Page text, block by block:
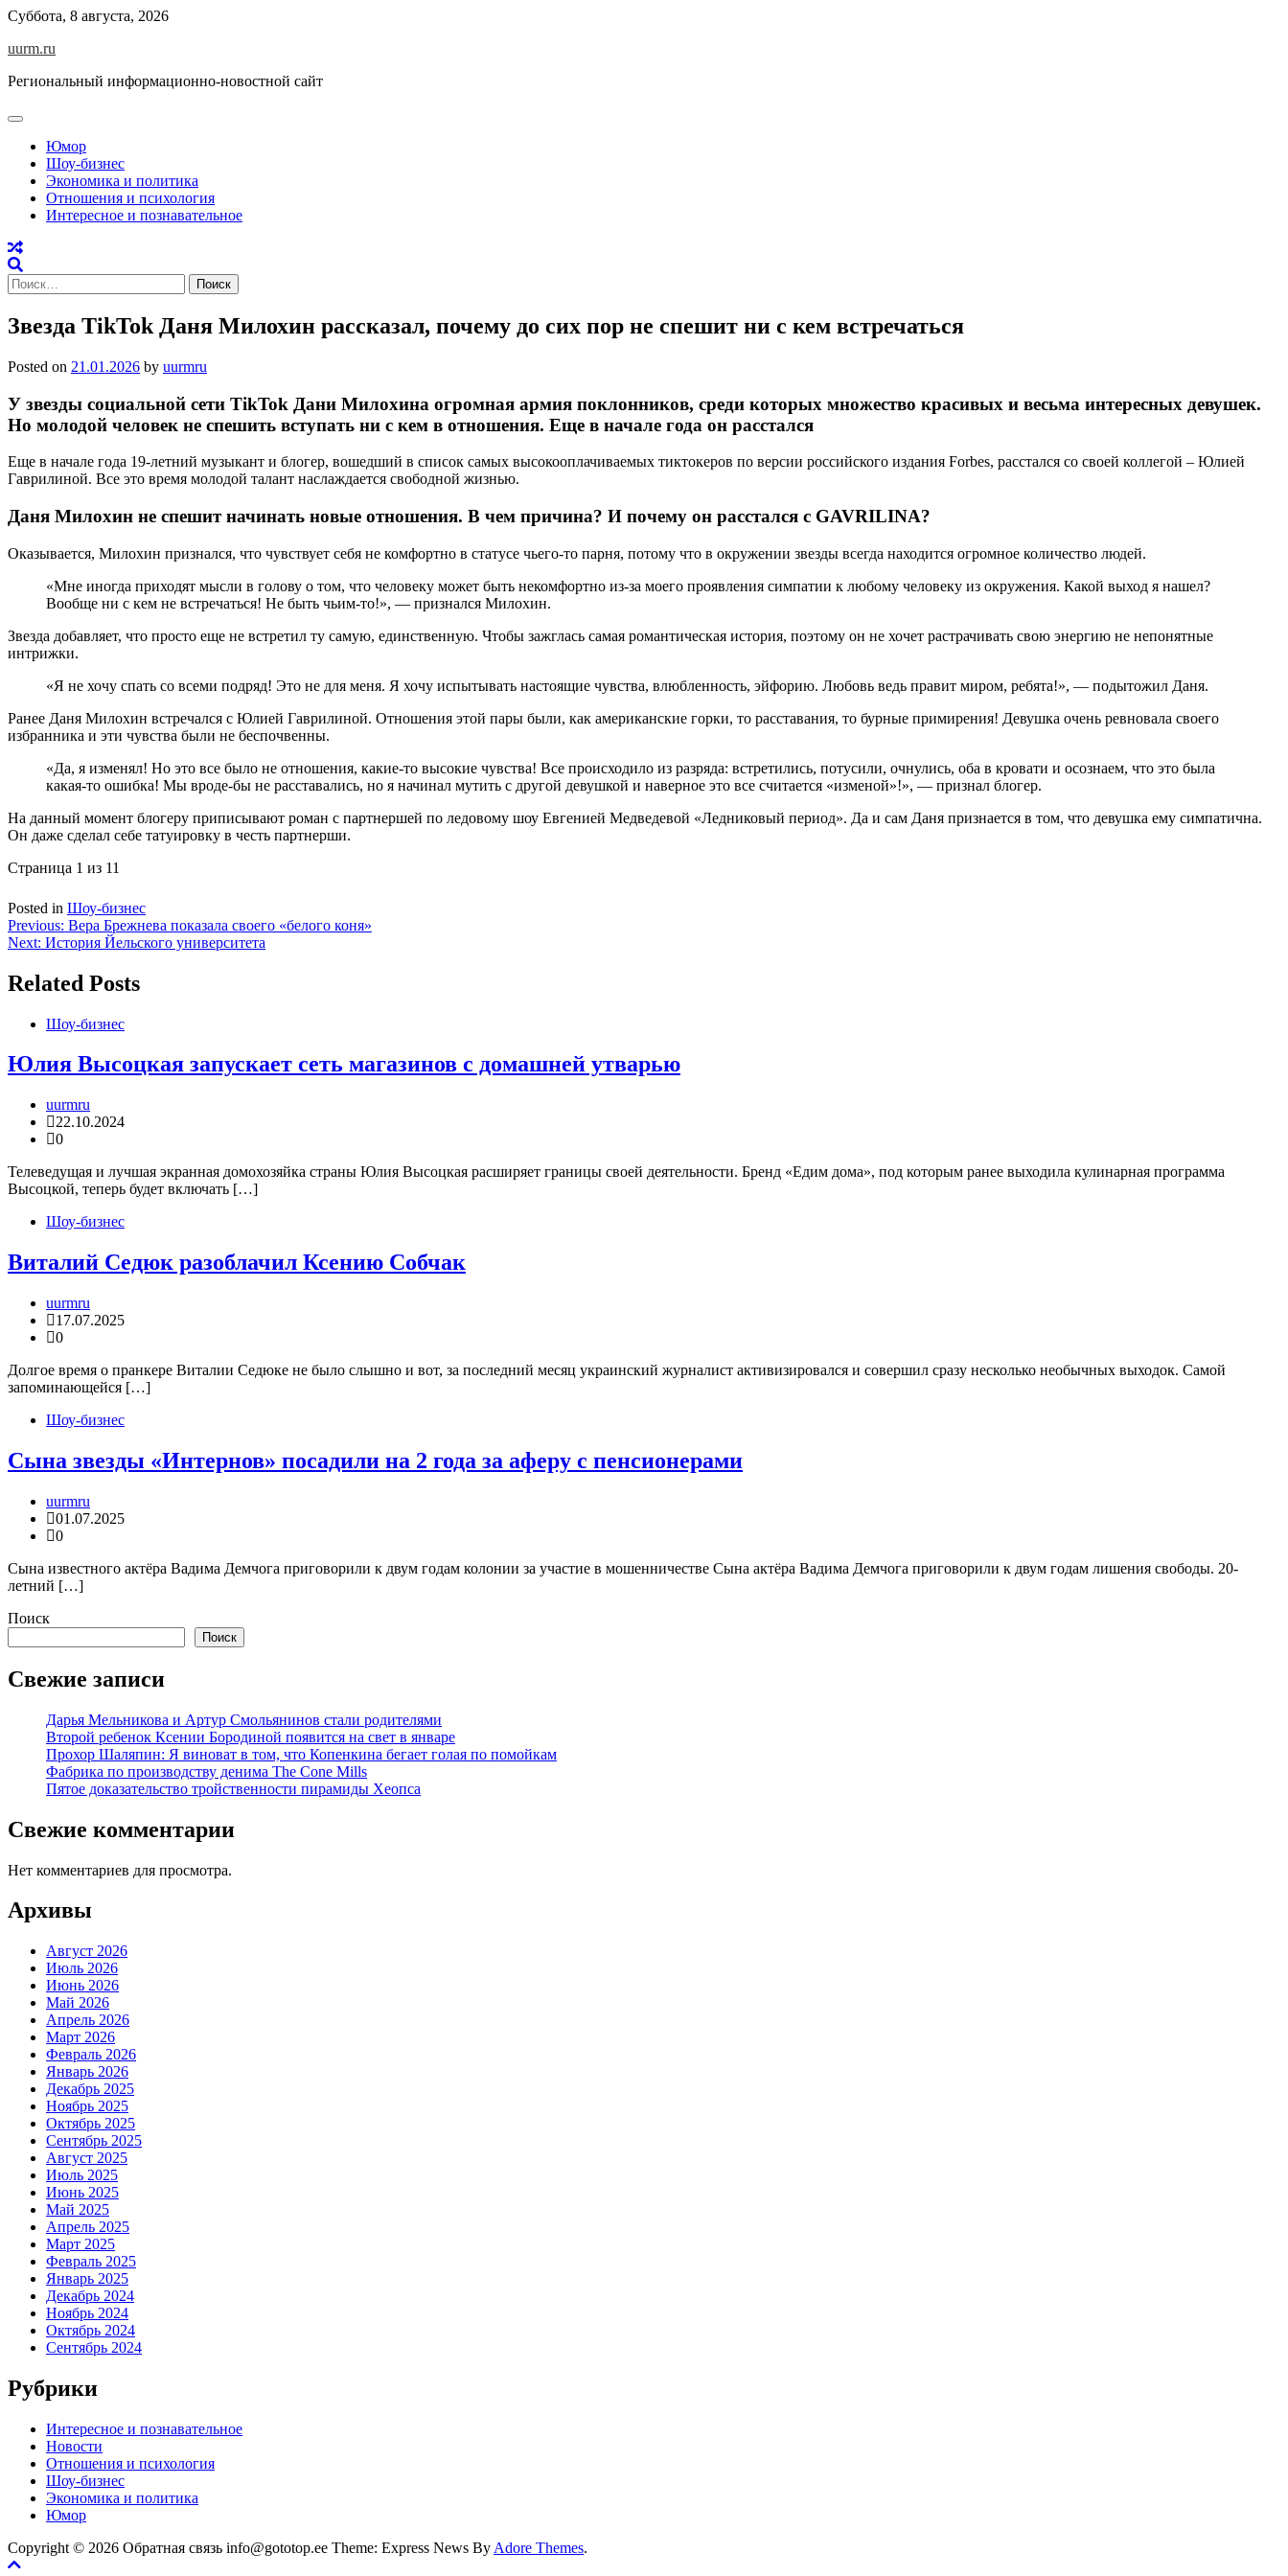
Skip
content
Суббота, 8 августа, 2026
uurm.ru
Региональный информационно-новостной сайт
Юмор
Шоу-бизнес
Экономика и политика
Отношения и психология
Интересное и познавательное
Найти:
Звезда TikTok Даня Милохин рассказал, почему до сих пор не спешит ни с кем встречаться
Posted on 21.01.2026 by uurmru
У звезды социальной сети TikTok Дани Милохина огромная армия поклонников, среди которых множество красивых и весьма интересных девушек.
Но молодой человек не спешить вступать ни с кем в отношения. Еще в начале года он расстался
Еще в начале года 19-летний музыкант и блогер, вошедший в список самых высокооплачиваемых тиктокеров по версии российского издания Forbes, расстался со своей коллегой – Юлией
Гаврилиной. Все это время молодой талант наслаждается свободной жизнью.
Даня Милохин не спешит начинать новые отношения. В чем причина? И почему он расстался с GAVRILINA?
Оказывается, Милохин признался, что чувствует себя не комфортно в статусе чьего-то парня, потому что в окружении звезды всегда находится огромное количество людей.
«Мне иногда приходят мысли в голову о том, что человеку может быть некомфортно из-за моего проявления симпатии к любому человеку из окружения. Какой выход я нашел?
Вообще ни с кем не встречаться! Не быть чьим-то!», — признался Милохин.
Звезда добавляет, что просто еще не встретил ту самую, единственную. Чтобы зажглась самая романтическая история, поэтому он не хочет растрачивать свою энергию не непонятные
интрижки.
«Я не хочу спать со всеми подряд! Это не для меня. Я хочу испытывать настоящие чувства, влюбленность, эйфорию. Любовь ведь правит миром, ребята!», — подытожил Даня.
Ранее Даня Милохин встречался с Юлией Гаврилиной. Отношения этой пары были, как американские горки, то расставания, то бурные примирения! Девушка очень ревновала своего
избранника и эти чувства были не беспочвенны.
«Да, я изменял! Но это все было не отношения, какие-то высокие чувства! Все происходило из разряда: встретились, потусили, очнулись, оба в кровати и осознаем, что это была
какая-то ошибка! Мы вроде-бы не расставались, но я начинал мутить с другой девушкой и наверное это все считается «изменой»!», — признал блогер.
На данный момент блогеру приписывают роман с партнершей по ледовому шоу Евгенией Медведевой «Ледниковый период». Да и сам Даня признается в том, что девушка ему симпатична.
Он даже сделал себе татуировку в честь партнерши.
Страница 1 из 11
Posted in Шоу-бизнес
Навигация
по
записям
Previous: Вера Брежнева показала своего «белого коня»
Next: История Йельского университета
Related Posts
Шоу-бизнес
Юлия Высоцкая запускает сеть магазинов с домашней утварью
uurmru
22.10.2024
0
Телеведущая и лучшая экранная домохозяйка страны Юлия Высоцкая расширяет границы своей деятельности. Бренд «Едим дома», под которым ранее выходила кулинарная программа
Высоцкой, теперь будет включать […]
Шоу-бизнес
Виталий Седюк разоблачил Ксению Собчак
uurmru
17.07.2025
0
Долгое время о пранкере Виталии Седюке не было слышно и вот, за последний месяц украинский журналист активизировался и совершил сразу несколько необычных выходок. Самой
запоминающейся […]
Шоу-бизнес
Сына звезды «Интернов» посадили на 2 года за аферу с пенсионерами
uurmru
01.07.2025
0
Сына известного актёра Вадима Демчога приговорили к двум годам колонии за участие в мошенничестве Сына актёра Вадима Демчога приговорили к двум годам лишения свободы. 20-
летний […]
Поиск
Поиск
Свежие записи
Дарья Мельникова и Артур Смольянинов стали родителями
Второй ребенок Ксении Бородиной появится на свет в январе
Прохор Шаляпин: Я виноват в том, что Копенкина бегает голая по помойкам
Фабрика по производству денима The Cone Mills
Пятое доказательство тройственности пирамиды Хеопса
Свежие комментарии
Нет комментариев для просмотра.
Архивы
Август 2026
Июль 2026
Июнь 2026
Май 2026
Апрель 2026
Март 2026
Февраль 2026
Январь 2026
Декабрь 2025
Ноябрь 2025
Октябрь 2025
Сентябрь 2025
Август 2025
Июль 2025
Июнь 2025
Май 2025
Апрель 2025
Март 2025
Февраль 2025
Январь 2025
Декабрь 2024
Ноябрь 2024
Октябрь 2024
Сентябрь 2024
Рубрики
Интересное и познавательное
Новости
Отношения и психология
Шоу-бизнес
Экономика и политика
Юмор
Copyright © 2026 Обратная связь info@gototop.ee Theme: Express News By Adore Themes.